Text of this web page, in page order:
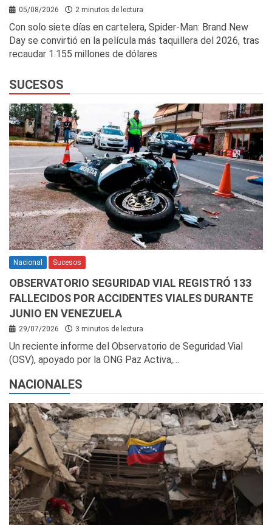
05/08/2026 2 minutos de lectura
Con solo siete días en cartelera, Spider-Man: Brand New
Day se convirtió en la película más taquillera del 2026, tras
recaudar 1.155 millones de dólares
SUCESOS
Nacional Sucesos
OBSERVATORIO SEGURIDAD VIAL REGISTRÓ 133
FALLECIDOS POR ACCIDENTES VIALES DURANTE
JUNIO EN VENEZUELA
29/07/2026 3 minutos de lectura
Un reciente informe del Observatorio de Seguridad Vial
(OSV), apoyado por la ONG Paz Activa,…
NACIONALES